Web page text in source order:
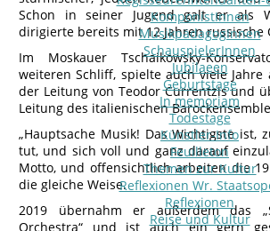
KomponistInnen
MusikpädagogInnen
SchauspielerInnen
Jubilaeen
Geburtstage
In memoriam
Todestage
Künstler-Info
Feuilleton
Themen zur Kultur
Reflexionen Wr.
Reflexionen
Reise und Kultur
Schon in seiner Jugend galt er als
dirigierte bereits mit 12 Jahren russische
Im Moskauer Tschaikowsky-
weiteren Schliff, spielte auch viele Jahre
der Leitung von Teodor Currentzis und
Leitung des italienischen
„Hauptsache Musik! Das Wichtigste ist,
tut, und sich voll und ganz darauf
Motto, und offensichtlich arbeiten die
die gleiche Weise.
2019 übernahm er außerdem das
Orchestra“ und ist auch ein gern